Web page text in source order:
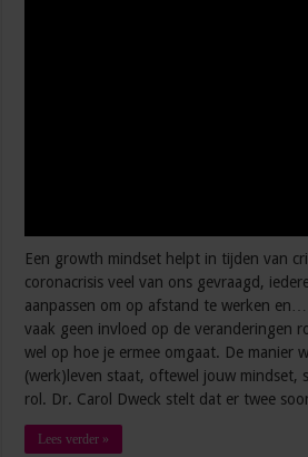
Een growth mindset helpt in tijden van
coronacrisis veel van ons gevraagd,
aanpassen om op afstand te werken
vaak geen invloed op de veranderingen
wel op hoe je ermee omgaat. De manier
(werk)leven staat, oftewel jouw mindset,
rol. Dr. Carol Dweck stelt dat er twee
Lees verder »